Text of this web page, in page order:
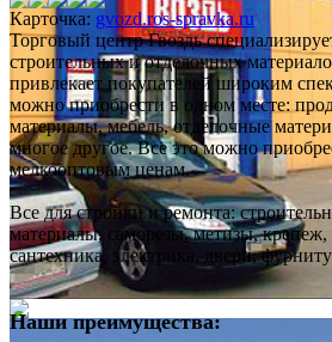
Карточка: gvozd.ros-spravka.ru
Торговый центр Гвоздь
строительных и отделочных
привлекает покупателей широким
можно приобрести в одном месте:
материалы, мебель, отделочные
многое другое. Все это можно
мелкооптовым ценам.
Все для стройки и ремонта:
материалы, саморезы, метизы, крепеж,
сантехника, электрика, двери,
Наши преимущества: